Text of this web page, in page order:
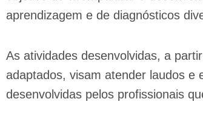
aprendizagem e de diagnósticos
As atividades desenvolvidas, a
adaptados, visam atender laudos e
desenvolvidas pelos profissionais